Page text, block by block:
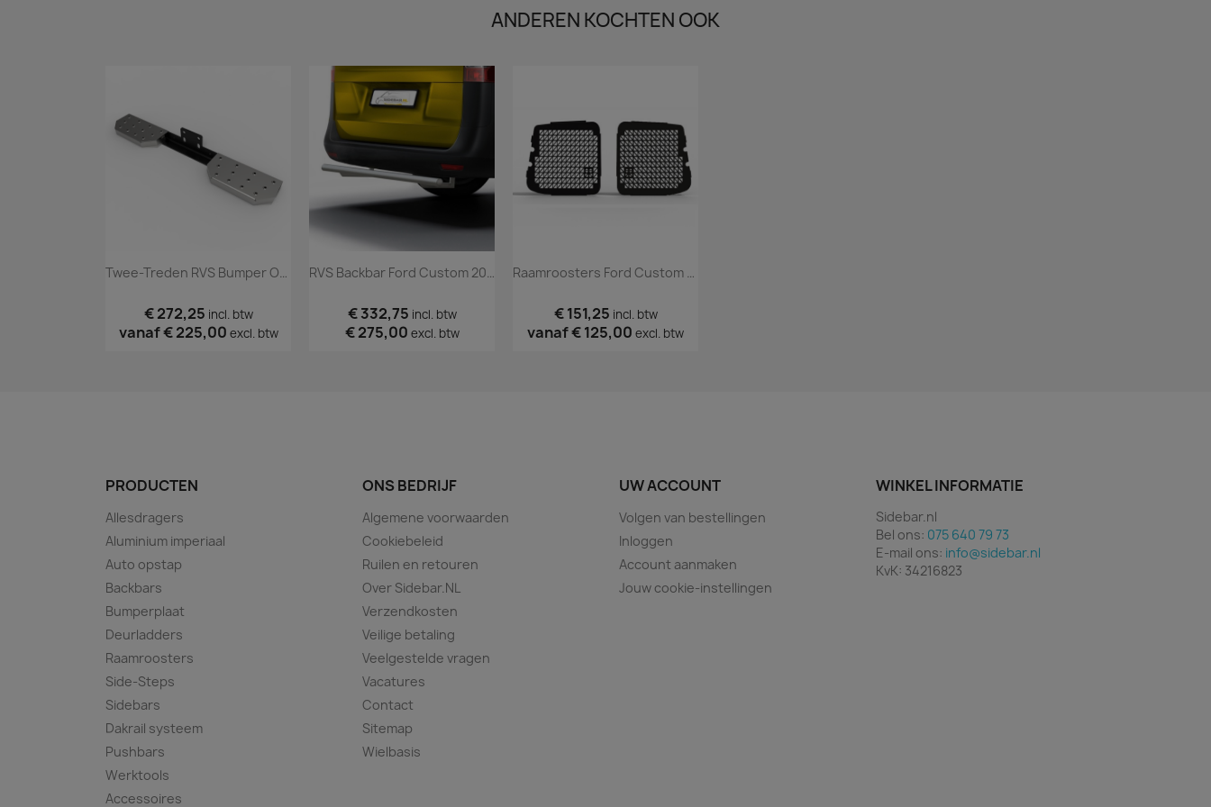
ANDEREN KOCHTEN OOK
Twee-Treden RVS Bumper Opstap
€ 272,25 incl. btw
vanaf€ 225,00 excl. btw
RVS Backbar Ford Custom 2012 Tm 2023 Gepolijst
€ 332,75 incl. btw
€ 275,00 excl. btw
Raamroosters Ford Custom Deuren Zwart 2012 Tm 2023
€ 151,25 incl. btw
vanaf€ 125,00 excl. btw
PRODUCTEN
Allesdragers
Aluminium imperiaal
Auto opstap
Backbars
Bumperplaat
Deurladders
Raamroosters
Side-Steps
Sidebars
Dakrail systeem
Pushbars
Werktools
Accessoires
ONS BEDRIJF
Algemene voorwaarden
Cookiebeleid
Ruilen en retouren
Over Sidebar.NL
Verzendkosten
Veilige betaling
Veelgestelde vragen
Vacatures
Contact
Sitemap
Wielbasis
UW ACCOUNT
Volgen van bestellingen
Inloggen
Account aanmaken
Jouw cookie-instellingen
WINKEL INFORMATIE
Sidebar.nl
Bel ons: 075 640 79 73
E-mail ons: info@sidebar.nl
KvK: 34216823